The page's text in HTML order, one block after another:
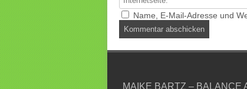
Name, E-Mail-Adresse und
MAIKE BARTZ – BALANCE